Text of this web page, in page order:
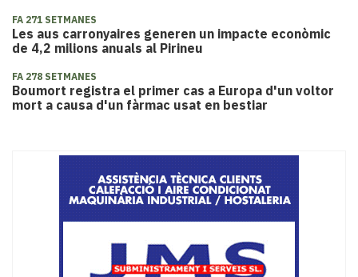
FA 271 SETMANES
​Les aus carronyaires generen un impacte econòmic
de 4,2 milions anuals al Pirineu
FA 278 SETMANES
Boumort registra el primer cas a Europa d'un voltor
mort a causa d'un fàrmac usat en bestiar